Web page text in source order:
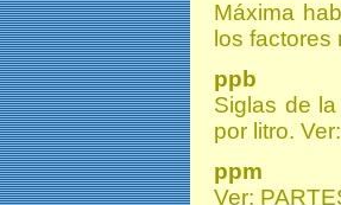
Máxima
los
ppb
Siglas de
por litro.
ppm
Ver: